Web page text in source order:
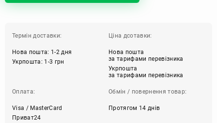
Термін доставки:
Нова пошта: 1-2 дня
Укрпошта: 1-3 грн
Ціна дсотавки:
Нова пошта
за тарифами перевізника
Укрпошта
за тарифами перевізника
Оплата:
Visa / MasterCard
Приват24
Обмін / повернення товар:
Протягом 14 днів